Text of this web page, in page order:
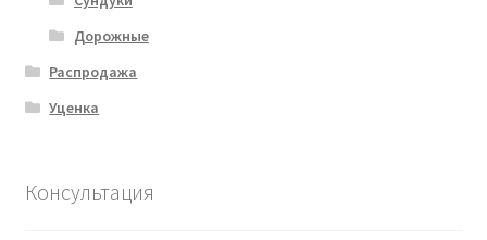
Дорожные
Распродажа
Уценка
Консультация